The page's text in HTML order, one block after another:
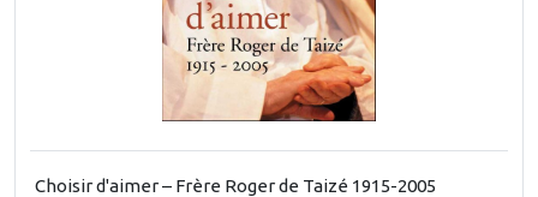
Choisir d'aimer – Frère Roger de Taizé 1915-2005